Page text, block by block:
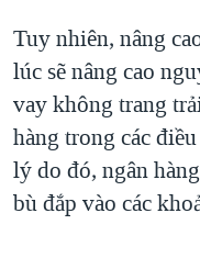
NGƯ DÂN VIỆT VÀ
BÊN KIA QUỐC LỘ:
QUAN HỆ VIỆT MỸ
Tuy nhiên, nâng
lúc sẽ nâng cao
vay không trang
hàng trong các
lý do đó, ngân
bù đắp vào các